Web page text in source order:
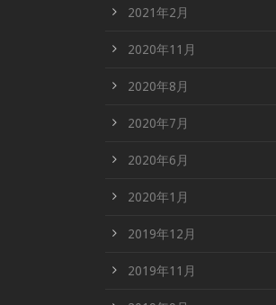
2021年2月
2020年11月
2020年8月
2020年7月
2020年6月
2020年1月
2019年12月
2019年11月